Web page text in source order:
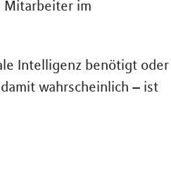
Mitarbeiter im
Intelligenz benötigt oder
wahrscheinlich – ist